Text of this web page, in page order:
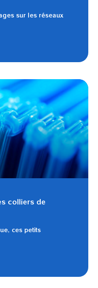
sur les réseaux
colliers de
ces petits